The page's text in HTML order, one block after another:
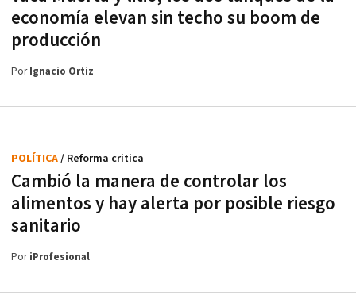
economía elevan sin techo su boom de
producción
PorIgnacio Ortiz
Cambió la manera de controlar los
alimentos y hay alerta por posible riesgo
sanitario
POLÍTICA/ Reforma critica
PoriProfesional